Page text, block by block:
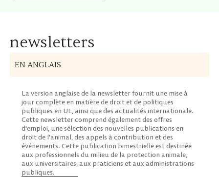
newsletters
EN ANGLAIS
La version anglaise de la newsletter fournit une mise à
jour complète en matière de droit et de politiques
publiques en UE, ainsi que des actualités internationale.
Cette newsletter comprend également des offres
d'emploi, une sélection des nouvelles publications en
droit de l'animal, des appels à contribution et des
événements. Cette publication bimestrielle est destinée
aux professionnels du milieu de la protection animale,
aux universitaires, aux praticiens et aux administrations
publiques.